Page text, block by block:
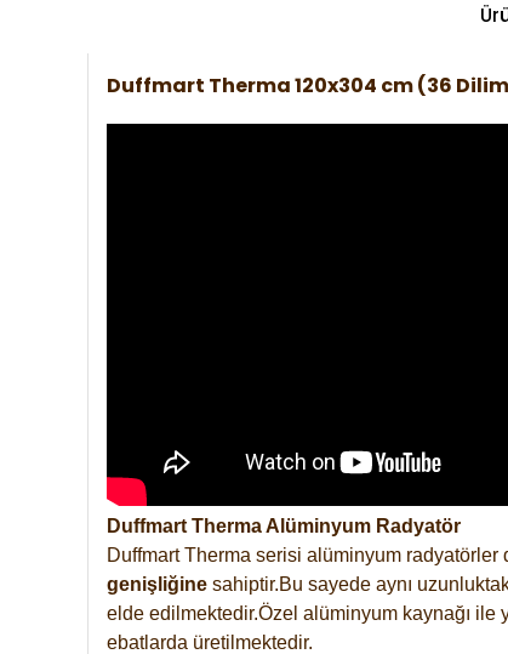
Duffmart Therma 120x304 cm (36
Duffmart Therma Alüminyum Radyatör
Duffmart Therma serisi alüminyum
genişliğine sahiptir.Bu sayede aynı
elde edilmektedir.Özel alüminyum kaynağı ile
ebatlarda üretilmektedir.